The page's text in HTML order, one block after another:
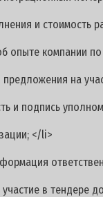
и стоимость
компании
на
и подпись
</li>
в тендере